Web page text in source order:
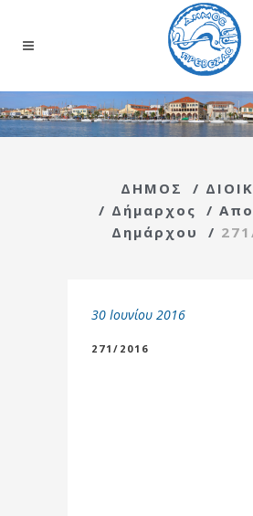
ΔΗΜΟΣ /
/ Δήμαρχος /
Δημάρχου
/
30 Ιουνίου 2016
271/2016